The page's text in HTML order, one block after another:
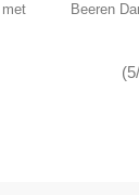
met
Beeren